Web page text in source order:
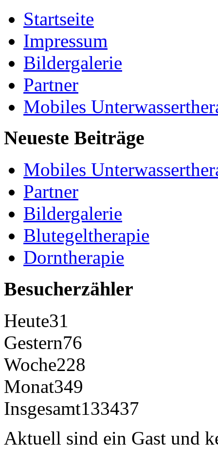
Startseite
Impressum
Bildergalerie
Partner
Mobiles
Neueste Beiträge
Mobiles
Partner
Bildergalerie
Blutegeltherapie
Dorntherapie
Besucherzähler
Heute31
Gestern76
Woche228
Monat349
Insgesamt133437
Aktuell sind ein Gast und